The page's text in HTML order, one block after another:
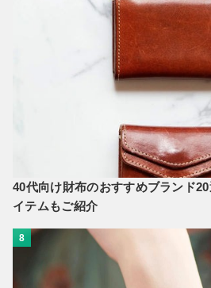
40代向け財布のおすすめブランド
イテムもご紹介
8